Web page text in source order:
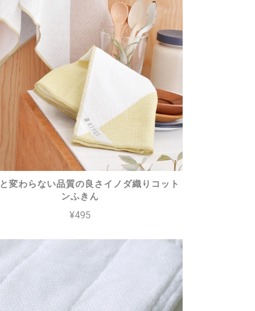
変わらない品質の良さイノダ織りコット
ンふきん
¥495